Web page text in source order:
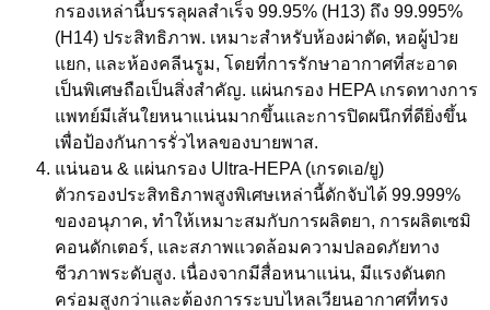
กรองเหล่านี้บรรลุผลสำเร็จ 99.95% (H13) ถึง 99.995%
(H14) ประสิทธิภาพ. เหมาะสำหรับห้องผ่าตัด, หอผู้ป่วย
แยก, และห้องคลีนรูม, โดยที่การรักษาอากาศที่สะอาด
เป็นพิเศษถือเป็นสิ่งสำคัญ. แผ่นกรอง HEPA เกรดทางการ
แพทย์มีเส้นใยหนาแน่นมากขึ้นและการปิดผนึกที่ดียิ่งขึ้น
เพื่อป้องกันการรั่วไหลของบายพาส.
แน่นอน & แผ่นกรอง Ultra-HEPA (เกรดเอ/ยู)
ตัวกรองประสิทธิภาพสูงพิเศษเหล่านี้ดักจับได้ 99.999%
ของอนุภาค, ทำให้เหมาะสมกับการผลิตยา, การผลิตเซมิ
คอนดักเตอร์, และสภาพแวดล้อมความปลอดภัยทาง
ชีวภาพระดับสูง. เนื่องจากมีสื่อหนาแน่น, มีแรงดันตก
คร่อมสูงกว่าและต้องการระบบไหลเวียนอากาศที่ทรง